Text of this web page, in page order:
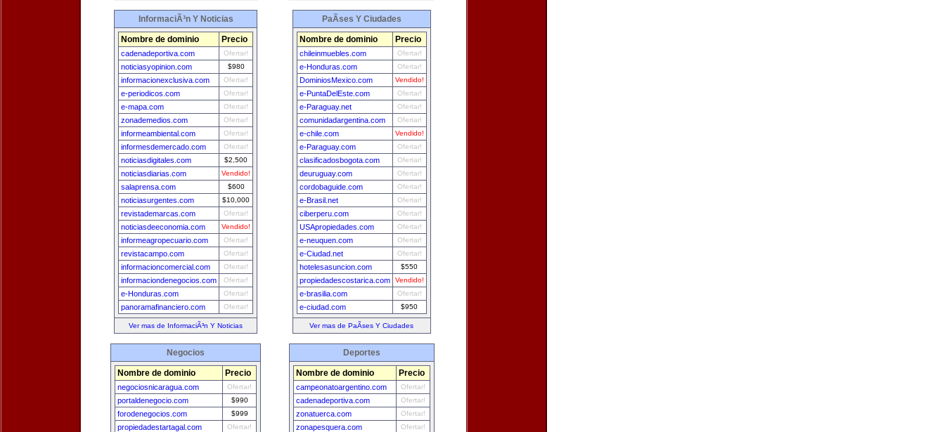
InformaciÃ³n Y Noticias
Nombre de dominio Precio
cadenadeportiva.com Ofertar!
noticiasyopinion.com $980
informacionexclusiva.com Ofertar!
e-periodicos.com Ofertar!
e-mapa.com Ofertar!
zonademedios.com Ofertar!
informeambiental.com Ofertar!
informesdemercado.com Ofertar!
noticiasdigitales.com $2,500
noticiasdiarias.com Vendido!
salaprensa.com $600
noticiasurgentes.com $10,000
revistademarcas.com Ofertar!
noticiasdeeconomia.com Vendido!
informeagropecuario.com Ofertar!
revistacampo.com Ofertar!
informacioncomercial.com Ofertar!
informaciondenegocios.com Ofertar!
e-Honduras.com Ofertar!
panoramafinanciero.com Ofertar!
Ver mas de InformaciÃ³n Y Noticias
PaÃ­ses Y Ciudades
Nombre de dominio Precio
chileinmuebles.com Ofertar!
e-Honduras.com Ofertar!
DominiosMexico.com Vendido!
e-PuntaDelEste.com Ofertar!
e-Paraguay.net Ofertar!
comunidadargentina.com Ofertar!
e-chile.com Vendido!
e-Paraguay.com Ofertar!
clasificadosbogota.com Ofertar!
deuruguay.com Ofertar!
cordobaguide.com Ofertar!
e-Brasil.net Ofertar!
ciberperu.com Ofertar!
USApropiedades.com Ofertar!
e-neuquen.com Ofertar!
e-Ciudad.net Ofertar!
hotelesasuncion.com $550
propiedadescostarica.com Vendido!
e-brasilia.com Ofertar!
e-ciudad.com $950
Ver mas de PaÃ­ses Y Ciudades
Negocios
Nombre de dominio Precio
negociosnicaragua.com Ofertar!
portaldenegocio.com $990
forodenegocios.com $999
propiedadestartagal.com Ofertar!
Deportes
Nombre de dominio Precio
campeonatoargentino.com Ofertar!
cadenadeportiva.com Ofertar!
zonatuerca.com Ofertar!
zonapesquera.com Ofertar!